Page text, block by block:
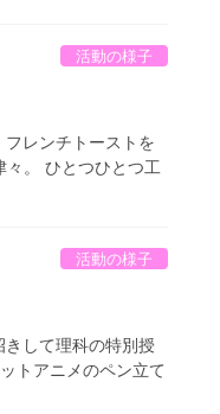
活動の様子
レンチトーストを
。 ひとつひとつ工
活動の様子
して理科の特別授
トアニメのペン立て